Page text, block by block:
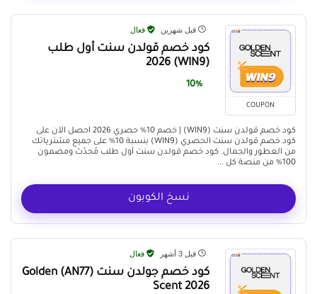
COUPON
قبل شهرين فعال
كود خصم قولدن سنت أول طلب
(WIN9) 2026
10%
كود خصم قولدن سنت (WIN9) | خصم 10% حصري 2026 احصل الآن على
كود خصم قولدن سنت الحصري (WIN9) بنسبة 10% على جميع مشترياتك
من العطور والجمال. كود خصم قولدن سنت أول طلب مُحدّث ومضمون
100% من منصة كل ...
نسخ الكوبون
قبل 3 أشهر فعال
كود خصم جولدن سنت (AN77) Golden
Scent 2026